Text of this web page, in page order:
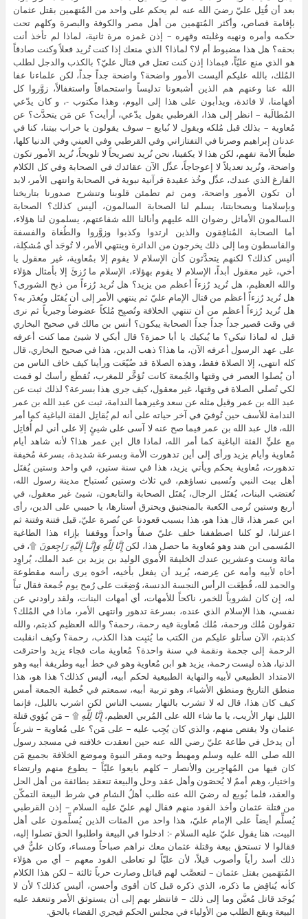
بعد أن قُتِل عليّ رضيَ الله عنه لم يحكم على واحد من المُتهَمين بقتل عثمان
بإقامة قصاص، وأكثر المُتهَمين من أهل مصر والكوفة والبصرة وكلهم تحت
حكمه وأمره ونهيه وغلبته وقهره – إذن غمزه مرة ثانية، لماذا لم تأخذ أنت
بحقه؟ هل هذا مضبوط أم لا؟ لماذا؟ الذي منعك إذا كنت تُريد فعلاً وكنت صادقاً
هو الذي منع عليّاً، فبماذا إذن كنت تعتل في قتال عليّ؟ بالكذب والدجل لطلب
المُلك، بالله عليكم أليست الأمور واضحة؟ واضحة جداً جداً، لكن علماءنا عفا
الله عنا وعنهم هم الذين أشبعونا تدليساً واستحماقاً واستغفالاً، زوَّروا كل
أفهامنا، لا فائدة، ويدأبون على هذا إلى اليوم، وهذا مكتوب -، و كان يدّعي
المُطالَبة – انظر إلى هذا، القرطبي يقول يدّعي، أرأيت؟ عن مَن يتحدَّث؟ عن
مُعاوية – بذلك قبل مُلكه ويقول لا نُبايع – سوف يقولون يا خراب بيتنا، كنا في
عدنان إبراهيم وصرنا في التفتازاني وفي القرطبي وفي العيني وفي الدنيا كلها،
طبعاً الأمة تفهم، لكن هذا لا يكفينا، نحن نُريد تصريحاً لا تلويحاً، نُريد الأمور تكون
واضحة، ونُريد تعديلاً لا إعوجاجاً، عدِّل الآن عقائدك في الصحابة وفي كل الكلام
الفارغ الذي عندك، عدِّل وخُذ عقيدة قرآنية نبوية في الصحابة وانتهى الأمر، لابد
أن تكون الأمور واضحة، ومن ثم تطمئن قلوبنا وتنشرح صدورنا بتاريخنا
وبإسلامنا وبصحابتنا، يسلم لنا الصحابة السالمون، أليس كذلك؟ الصحابة
السالمون الأماثل رضوان الله عليهم وأنالنا الله شفاعتهم، يسلمون لنا هؤلاء،
أما الصحابة المُنافِقون والذين ارتدوا وكذبوا وزوَّروا والطُغاة والفسفة
والقاسطون وما إلى ذلك يخرجون من الدائرة وينتهي الأمر، لا تُوجَد أي مُشكِلة،
أليس كذلك؟ لكنهم يتحدَّثون كأن الإسلام لا يقوم إلا بمُعاوية، غير معقول يا
أخي، غير معقول أبداً، الإسلام لا يقوم بهؤلاء، الإسلام ما رُزئَ إلا بأمثال هؤلاء
والله العظيم، هل تُريد رُزءاً أعظم من يزيد؟ هل تُريد رُزءاً من ذبح الشورى؟
هل تُريد رُزءاً أعظم من قتال الإمام عليّ ثم ينتهي الأمر إلى أن يُقتَل ويُغدَر به؟
هل تُريد رُزءاً أعظم من أن تنتهي الخلافة وتُصبِح مُلكاً عضوضاً وجبرياً ثم نرى
في وقت قصير جداً جداً جداً الصحابة يبكون؟ أنس بن مالك في صحيح البخاري
قيل له لماذا تبكي؟ ما يُبكيك يا أبا حمزة؟ قال أبكي لا شيئ مما كنت أعرفه
على عهد الرسول أعرفه الآن، ما هذا؟ ذهب الدين، هذا في صحيح البخاري، قال
كله انتهى، إلا الصلاة فقط، وهذه الصلاة قد ضُيّعَت ورأينا كيف خاف الناس من
أن يُصلوا العصر في وقتها والجُمعة كانت تُؤخَّر للمغرب، تُقطَع رأسك لو قمت
لكي تُصلي الصلاة في وقتها، غير معقول، كيف جرى هذا بسرعة؟ لذلك ثبت عن
عبد الله بن عمر وقيل مثله عن سعد وغيرهما الندامة، ثبت عن عبد الله بن عمر
الندامة للأسف حين تُوفيَ في آخر حياته على أنه لم يُقاتِل الفئة الباغية كما أمر
الله، قال عبد الله بن عمر فيما صح عنه لا آسى على شيئٍ إلا على أني لم أُقاتِل
مع عليٍّ الفئة الباغية كما أمر الله، لماذا قال ابن عمر هذا؟ لأنه شاهد أيام
مُعاوية وأيام يزيد ورأى إلى أين تدهورت الأمة وبسرعة شديدة، بسرعة مُخيفة
تدهورت، مُعاوية يحكم ويأتي يزيد، هذا في سنة ستين، في واحد وستين يُقتَل
أهل بيت النبي وتُسبى نساؤهم، في ثلاث وستين تُستباح مدينة رسول الله،
تُغتصَب البنات، يُقتَل الرجال، يُقتَل الصحابة والتابعون، شيئ غير معقول، في
أربع وستين تُرمى الكعبة بالمنجنيق ويحترق أستارها، يا حبيبي على الدين، رأى
ابن عمر هذا، قال هذا هو، هذا بسبب قعودنا عن نُصرة عليّ، قيل فتنة وفتنة ثم
اعتزلنا، لو كلنا اصطففنا خلف عليّ صفاً واحداً ووقفنا بإزاء هذا الطاغية
المُسمى ابن هند وهو مُعاوية ما حصل هذا، لكنإِنَّا لِلّهِ وَإِنَّـا إِلَيْهِ رَاجِعونَ ۩، في
مائة وست وعشرين عندك الخليفة الأُموي الوليد بن يزيد بن عبد الملك، يُراوِد
أخاه لأبيه وأمه عن عِرضه، يُريد أن يفعل بأخيه، أخوه يرى رأسه مقطوعة
والحمد لله، قُطِعَت الرأس النجسة الدنسة، وُضِعَت على رُمح يوم جُمعة فقال تباً
له، إن كان لشروباً للخمر، ناكحاً للأمهات، أي أمهات البنات، ولقد راودني عن
نفسي، هذا الإسلام الذي عنده، بسرعة تدهور وانتهى الأمر، ماذا في المُلك؟
تقولون مُلك ورحمة، مُلك مُعاوية فيه رحمة، رحمة؟ والله العظيم كذبتم، والله
كذبتم، الآن سأتلو عليكم من الكتب ما يُثبِت هذا الكذب، رحمة؟ وكيف انقلبت
الرحمة إلى جحمة ونقمة في سنة واحدة؟ مُعاوية مات فجاء يزيد واحترقت
الدنيا، هذه ليست رحمة، يزيد هو ابن مُعاوية وهو في خط أبيه وطريقة أبيه وهو
الامتداد الطبيعي لأبيه والنهاية الطبيعية لحكم أبيه، أليس كذلك؟ هذا هو، هذا
منطق التاريخ ومنطق الأشياء، وهو تربية أبيه، سمعتم في خُطبة الجمعة أمس
كيف كان هذا، قال له لا تشرب بالنهار بسبب الناس لكن اشرب بالليل، فإنما
الليل نهار الأريب، يا ما شاء الله على المُربي العظيم،إِنَّا لِلّهِ۩ – مَن يُؤوي قتلة
عثمان ولا يقتص منهم، والذي كان يُجِب عليه – على مَن؟ على مُعاوية – شرعاً
أن يدخل في طاعة عليّ رضي الله عنه حين انعقدت خلافته في مسجد رسول
الله صلى الله عليه وسلم ومهبط وحيه ومقر النبوة وموضع الخلافة بجميع مَن
كان فيها من المُهاجِرين والأنصار – كلهم بايعوا عليّاً – يطوع منهم وارتضاء
واختيار، وهم أممٌ لا يُحصَون وأهل عقد وحل والبيعة تنعقد بطائفة من أهل الحل
والعقد، فلما بُويع له رضيَ الله عنه طلب أهلُ الشامِ في شرط البيعة التمكّن
من قتلة عثمان وأخذ القود منهم فقال لهم عليّ عليه السلام – إذن القرطبي
يُسلِّم أيضاً على الإمام عليّ، هذا واحد من المئات الذين يُسلِّمون على أهل
البيت، هنا يقول عليّ عليه السلام -: ادخلوا في البيعة واطلبوا الحق تصلوا إليه،
فقالوا لا تستحق بيعة وقتلة عثمان معك نراهم صباحاً ومساء، وكان عليٌّ في
ذلك أسد رأياً وأصوب قيلاً، لأن عليّاً لو تعاطى القود معهم – أي من هؤلاء
المُتهَمين بقتل عثمان – لتعصَّب لهم قبائل وصارت حرباً ثالثة – لكن هذا الكلام
كأنه يُناقِض ما ذكره، الذي ذكره قبل كان أقوى وأحسن، أليس كذلك؟ لأن لا
يُوجَد قاتل مُعيَّن وما إلى ذلك – فانتظر بهم إلى أن يستوثق الأمر وتنعقد عليه
البيعة ويقع الطلب من الأولياء في مجلس الحكم فيجري القضاء بالحق.